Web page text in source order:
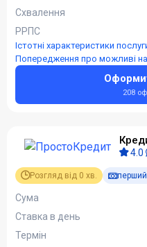
Схвалення
РРПС
Істотні характеристики
Попередження про можливі
208
4.0
Розгляд від 0 хв. перший
Сума
Ставка в день
Термін